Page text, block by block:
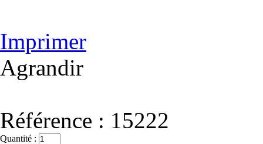
Imprimer
Agrandir
Référence : 15222
Quantité :